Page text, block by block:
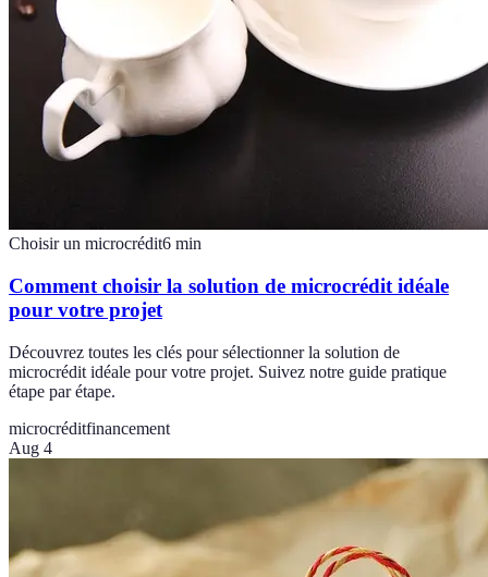
Choisir un microcrédit6 min
Comment choisir la solution de microcrédit idéale
pour votre projet
Découvrez toutes les clés pour sélectionner la solution de
microcrédit idéale pour votre projet. Suivez notre guide pratique
étape par étape.
microcréditfinancement
Aug 4